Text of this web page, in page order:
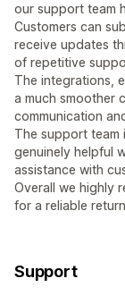
our support team
Customers can
receive updates
of repetitive
The integrations,
a much smoother
communication
The support team
genuinely helpful
assistance with
Overall we highly
for a reliable
Support